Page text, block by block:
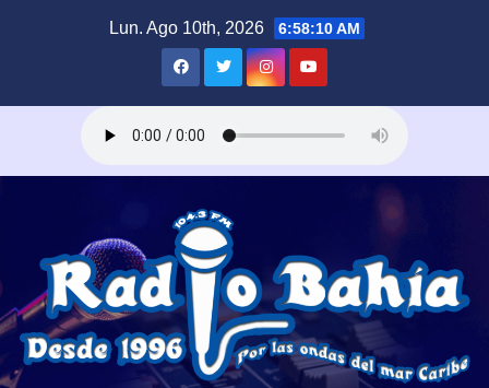
Lun. Ago 10th, 2026 6:58:12 AM